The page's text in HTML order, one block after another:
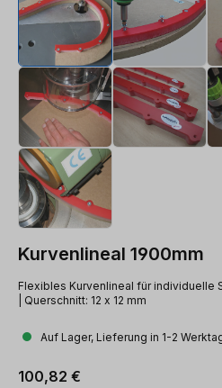
Kurvenlineal 1900mm
Flexibles Kurvenlineal für individuelle
| Querschnitt: 12 x 12 mm
Auf Lager, Lieferung in 1-2
Regulärer Preis:
100,82 €